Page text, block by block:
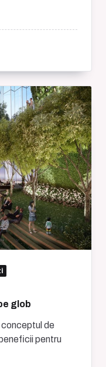
glob
de
pentru